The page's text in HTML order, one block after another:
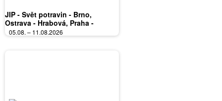
JIP - Svět potravin - Brno,
Ostrava - Hrabová, Praha -
Bořanovice, Jilemnice, Karlovy
Vary, Olomouc, Pardubice, Zlín,
05.08. – 11.08.2026